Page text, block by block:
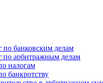
по банковским делам
по арбитражным делам
налогам
банкротству